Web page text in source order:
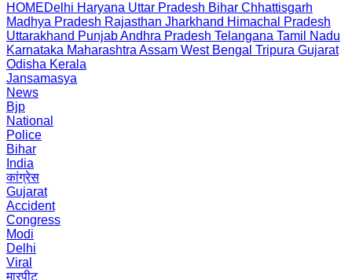
HOMEDelhi Haryana Uttar Pradesh Bihar Chhattisgarh
Madhya Pradesh Rajasthan Jharkhand Himachal Pradesh
Uttarakhand PunjabAndhra Pradesh Telangana Tamil Nadu
Karnataka Maharashtra Assam West Bengal Tripura Gujarat
Odisha Kerala
Jansamasya
News
Bjp
National
Police
Bihar
India
कांग्रेस
Gujarat
Accident
Congress
Modi
Delhi
Viral
मारपीट